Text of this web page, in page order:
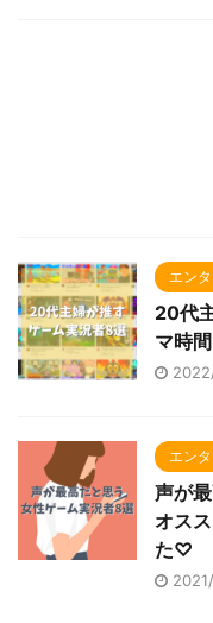
エンタ
20代
マ時
エンタ
声が
オス
た♡